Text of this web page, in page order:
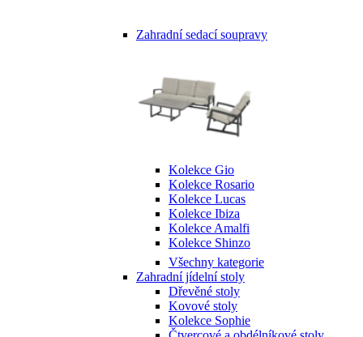
Zahradní sedací soupravy
Kolekce Gio
Kolekce Rosario
Kolekce Lucas
Kolekce Ibiza
Kolekce Amalfi
Kolekce Shinzo
Všechny kategorie
Zahradní jídelní stoly
Dřevěné stoly
Kovové stoly
Kolekce Sophie